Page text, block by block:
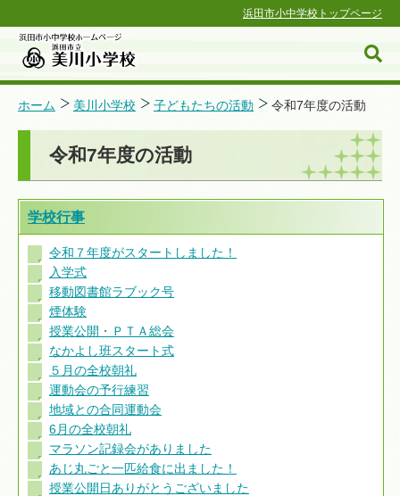
浜田市小中学校トップページ
浜田市小中学校ホームページ
ホーム 美川小学校 子どもたちの活動 令和7年度の活動
令和7年度の活動
学校行事
令和７年度がスタートしました！
入学式
移動図書館ラブック号
煙体験
授業公開・ＰＴＡ総会
なかよし班スタート式
５月の全校朝礼
運動会の予行練習
地域との合同運動会
6月の全校朝礼
マラソン記録会がありました
あじ丸ごと一匹給食に出ました！
授業公開日ありがとうございました